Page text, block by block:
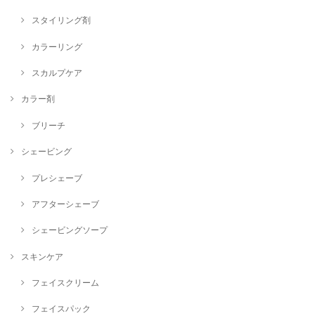
スタイリング剤
カラーリング
スカルプケア
カラー剤
ブリーチ
シェービング
プレシェーブ
アフターシェーブ
シェービングソープ
スキンケア
フェイスクリーム
フェイスパック